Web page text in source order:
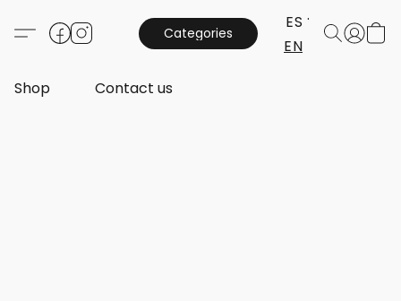
Categories
ES
EN
Shop Contact us